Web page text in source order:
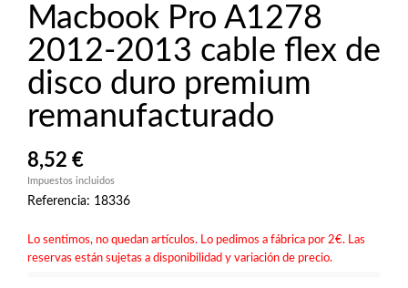
Macbook Pro A1278
2012-2013 cable flex de
disco duro premium
remanufacturado
8,52 €
Impuestos incluidos
Referencia: 18336
Lo sentimos, no quedan artículos. Lo pedimos a fábrica por 2€. Las
reservas están sujetas a disponibilidad y variación de precio.